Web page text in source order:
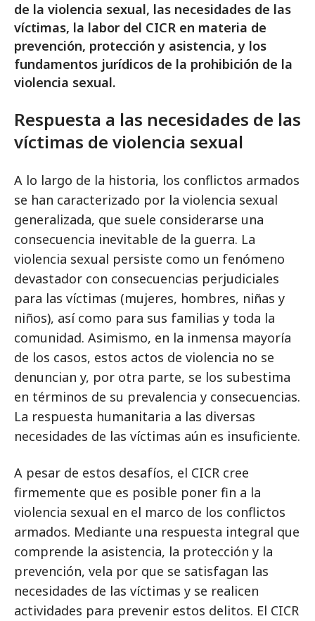
de la violencia sexual, las necesidades de las
víctimas, la labor del CICR en materia de
prevención, protección y asistencia, y los
fundamentos jurídicos de la prohibición de la
violencia sexual.
Respuesta a las necesidades de las
víctimas de violencia sexual
A lo largo de la historia, los conflictos armados
se han caracterizado por la violencia sexual
generalizada, que suele considerarse una
consecuencia inevitable de la guerra. La
violencia sexual persiste como un fenómeno
devastador con consecuencias perjudiciales
para las víctimas (mujeres, hombres, niñas y
niños), así como para sus familias y toda la
comunidad. Asimismo, en la inmensa mayoría
de los casos, estos actos de violencia no se
denuncian y, por otra parte, se los subestima
en términos de su prevalencia y consecuencias.
La respuesta humanitaria a las diversas
necesidades de las víctimas aún es insuficiente.
A pesar de estos desafíos, el CICR cree
firmemente que es posible poner fin a la
violencia sexual en el marco de los conflictos
armados. Mediante una respuesta integral que
comprende la asistencia, la protección y la
prevención, vela por que se satisfagan las
necesidades de las víctimas y se realicen
actividades para prevenir estos delitos. El CICR